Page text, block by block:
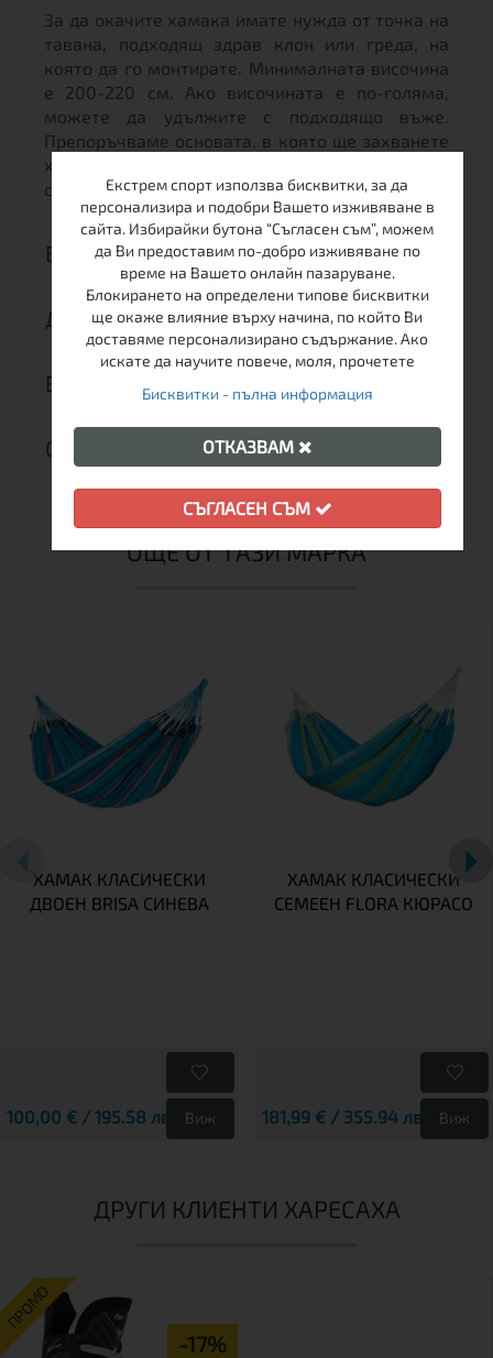
За да окачите хамака имате нужда от точка на
тавана, подходящ здрав клон или греда, на
която да го монтирате. Минималната височина
е 200-220 см. Ако височината е по-голяма,
можете да удължите с подходящо въже.
Препоръчваме основата, в която ще захванете
хамака, без значение къде, да е достатъчна
стабилна, за да издържи теглото Ви.
ВИДЕО
ДОСТАВКА
ВРЪЩАНЕ
ОТЗИВИ (0)
ОЩЕ ОТ ТАЗИ МАРКА
ХАМАК КЛАСИЧЕСКИ
ДВОЕН BRISA СИНЕВА
100,00 € / 195.58 лв. Виж
ХАМАК КЛАСИЧЕСКИ
СЕМЕЕН FLORA КЮРАСО
181,99 € / 355.94 лв. Виж
ДРУГИ КЛИЕНТИ ХАРЕСАХА
ПРОМО
-17%
Екстрем спорт използва бисквитки, за да
персонализира и подобри Вашето изживяване в
сайта. Избирайки бутона “Съгласен съм”, можем
да Ви предоставим по-добро изживяване по
време на Вашето онлайн пазаруване.
Блокирането на определени типове бисквитки
ще окаже влияние върху начина, по който Ви
доставяме персонализирано съдържание. Ако
искате да научите повече, моля, прочетете
Бисквитки - пълна информация
ОТКАЗВАМ
СЪГЛАСЕН СЪМ